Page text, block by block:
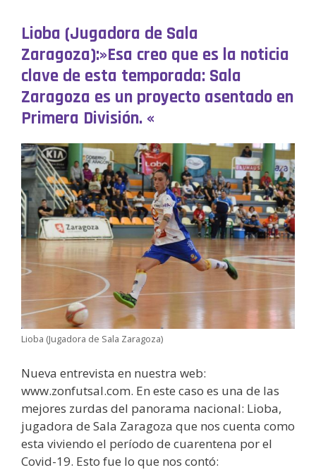
Lioba (Jugadora de Sala
Zaragoza):»Esa creo que es la noticia
clave de esta temporada: Sala
Zaragoza es un proyecto asentado en
Primera División. «
Lioba (Jugadora de Sala Zaragoza)
Nueva entrevista en nuestra web:
www.zonfutsal.com. En este caso es una de las
mejores zurdas del panorama nacional: Lioba,
jugadora de Sala Zaragoza que nos cuenta como
esta viviendo el período de cuarentena por el
Covid-19. Esto fue lo que nos contó: